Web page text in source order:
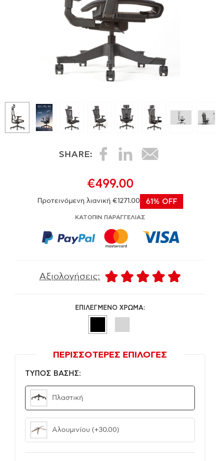
SHARE:
€499.00
Προτεινόμενη λιανική €1271.00 61% OFF
ΚΑΤΟΠΙΝ ΠΑΡΑΓΓΕΛΙΑΣ
Αξιολογήσεις:
ΕΠΙΛΕΓΜΕΝΟ ΧΡΩΜΑ:
ΠΕΡΙΣΣΟΤΕΡΕΣ ΕΠΙΛΟΓΕΣ
ΤΥΠΟΣ ΒΑΣΗΣ:
Πλαστική
Αλουμινίου (+30.00)